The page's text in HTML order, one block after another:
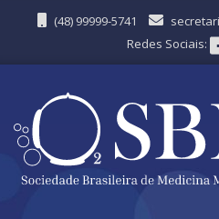
(48) 99999-5741
Redes Sociais: